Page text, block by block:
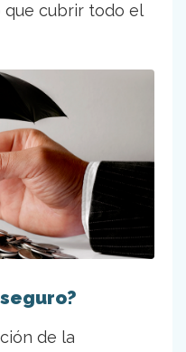
que cubrir todo el
de la